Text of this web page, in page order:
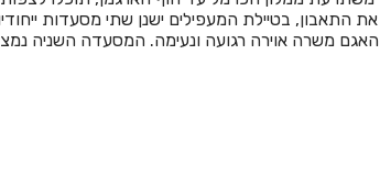
בטיילת המעפילים ישנן שתי מסעדות
משרה אוירה רגועה ונעימה. המסעדה השניה